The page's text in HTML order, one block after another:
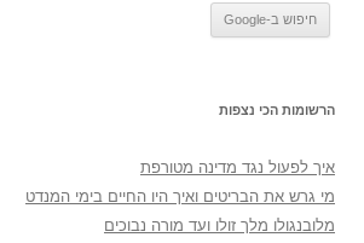
הרשומות הכי נצפות
איך לפעול נגד מדינה מטורפת
מי גרש את הבריטים ואיך היו החיים בימי המנדט
מלובנגולו מלך זולו ועד מורה נבוכים